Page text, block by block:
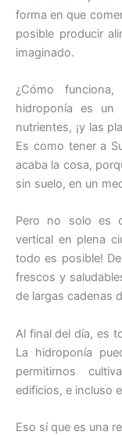
forma en que
posible producir
imaginado.
¿Cómo
hidroponía es un
nutrientes, ¡y las
Es como tener a
acaba la cosa,
sin suelo, en un
Pero no solo es
vertical en plena
todo es posible!
frescos y
de largas cadenas
Al final del día, es
La hidroponía
permitirnos
edificios, e incluso
Eso sí que es una